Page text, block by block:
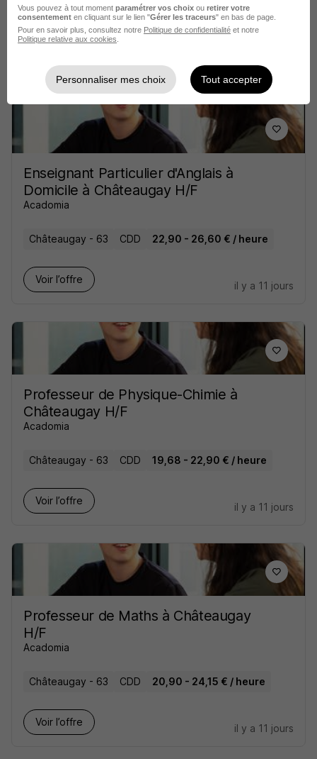
Châteaugay - 63 CDD 18,45 - 22,30 € / heure
il y a 11 jours
Enseignant Particulier d'Anglais à
Domicile à Châteaugay H/F
Acadomia
Châteaugay - 63 CDD 22,90 - 26,60 € / heure
Voir l’offre
il y a 11 jours
Professeur de Physique-Chimie à
Châteaugay H/F
Acadomia
Châteaugay - 63 CDD 19,68 - 22,90 € / heure
Voir l’offre
il y a 11 jours
Professeur de Maths à Châteaugay
H/F
Acadomia
Châteaugay - 63 CDD 20,90 - 24,15 € / heure
Voir l’offre
il y a 11 jours
Vous pouvez à tout moment paramétrer vos choix ou retirer votre
consentement en cliquant sur le lien "Gérer les traceurs" en bas de page.
Pour en savoir plus, consultez notre Politique de confidentialité et notre
Politique relative aux cookies
Personnaliser mes choix Tout accepter